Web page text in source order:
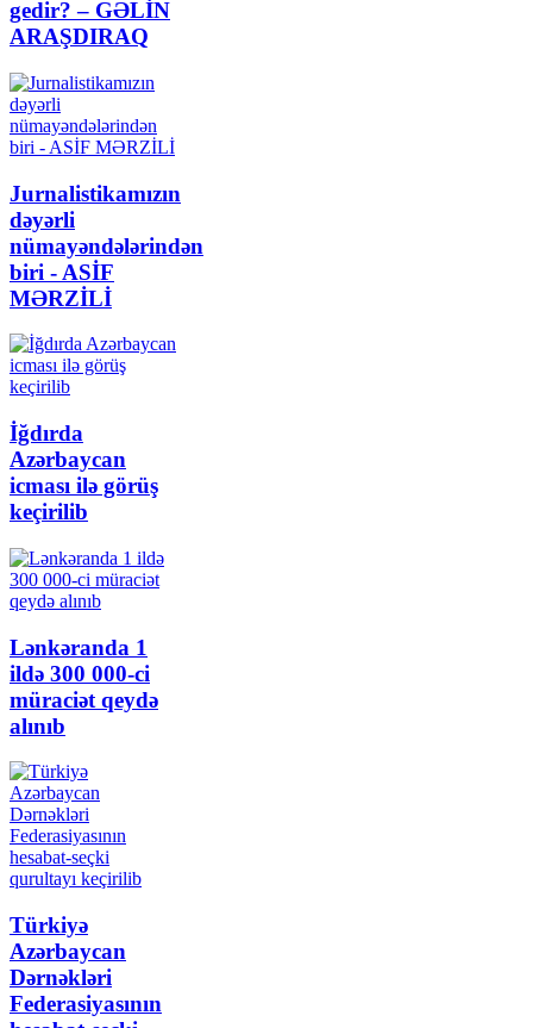
gedir? – GƏLİN
ARAŞDIRAQ
Jurnalistikamızın
dəyərli
nümayəndələrindən
biri - ASİF
MƏRZİLİ
İğdırda
Azərbaycan
icması ilə görüş
keçirilib
Lənkəranda 1
ildə 300 000-ci
müraciət qeydə
alınıb
Türkiyə
Azərbaycan
Dərnəkləri
Federasiyasının